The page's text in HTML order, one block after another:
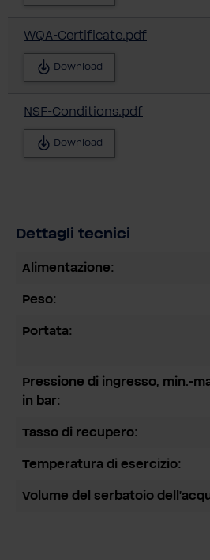
WQA-Certificate.pdf
Download
NSF-Conditions.pdf
Download
Dettagli tecnici
Alimentazione:
Peso:
Portata:
Pressione di ingresso, min.-
in bar:
Tasso di recupero:
Temperatura di esercizio:
Volume del serbatoio